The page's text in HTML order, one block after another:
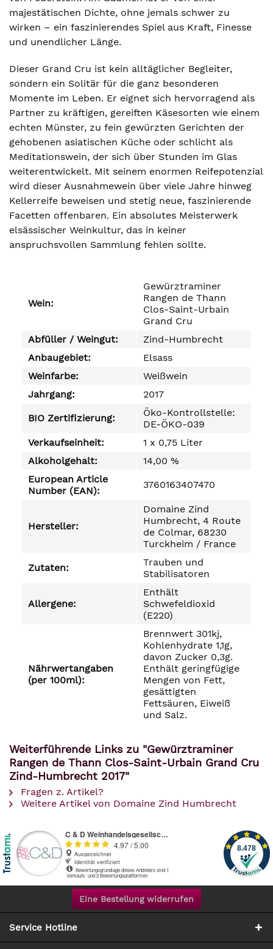
majestätischen Dichte, ohne jemals schwer zu
wirken – ein faszinierendes Spiel aus Kraft, Finesse
und unendlicher Länge.
Dieser Grand Cru ist kein alltäglicher Begleiter,
sondern ein Solitär für die ganz besonderen
Momente im Leben. Er eignet sich hervorragend als
Partner zu kräftigen, gereiften Käsesorten wie einem
echten Münster, zu fein gewürzten Gerichten der
gehobenen asiatischen Küche oder schlicht als
Meditationswein, der sich über Stunden im Glas
weiterentwickelt. Mit seinem enormen Reifepotenzial
wird dieser Ausnahmewein über viele Jahre hinweg
Kellerreife beweisen und stetig neue, faszinierende
Facetten offenbaren. Ein absolutes Meisterwerk
elsässischer Weinkultur, das in keiner
anspruchsvollen Sammlung fehlen sollte.
Wein:
Gewürztraminer
Rangen de Thann
Clos-Saint-Urbain
Grand Cru
Abfüller / Weingut:
Zind-Humbrecht
Anbaugebiet:
Elsass
Weinfarbe:
Weißwein
Jahrgang:
2017
BIO Zertifizierung:
Öko-Kontrollstelle:
DE-ÖKO-039
Verkaufseinheit:
1 x 0,75 Liter
Alkoholgehalt:
14,00 %
European Article
Number (EAN):
3760163407470
Hersteller:
Domaine Zind
Humbrecht, 4 Route
de Colmar, 68230
Turckheim / France
Zutaten:
Trauben und
Stabilisatoren
Allergene:
Enthält
Schwefeldioxid
(E220)
Nährwertangaben
(per 100ml):
Brennwert 301kj,
Kohlenhydrate 1,1g,
davon Zucker 0,3g.
Enthält geringfügige
Mengen von Fett,
gesättigten
Fettsäuren, Eiweiß
und Salz.
Weiterführende Links zu "Gewürztraminer
Rangen de Thann Clos-Saint-Urbain Grand Cru
Zind-Humbrecht 2017"
Fragen z. Artikel?
Weitere Artikel von Domaine Zind Humbrecht
Eine Bestellung widerrufen
Service Hotline